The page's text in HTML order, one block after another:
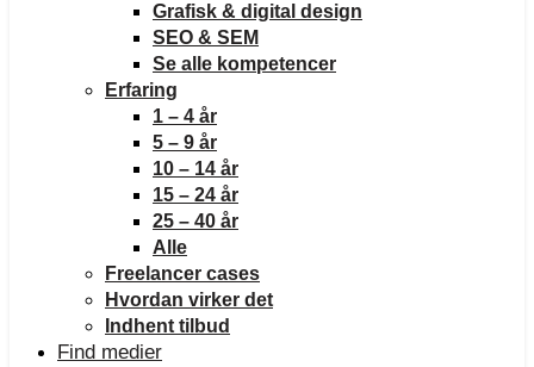
Grafisk & digital design
SEO & SEM
Se alle kompetencer
Erfaring
1 – 4 år
5 – 9 år
10 – 14 år
15 – 24 år
25 – 40 år
Alle
Freelancer cases
Hvordan virker det
Indhent tilbud
Find medier